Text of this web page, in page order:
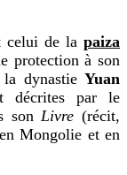
celui de la paiza
protection à son
dynastie Yuan
décrites par le
son Livre (récit,
Mongolie et en